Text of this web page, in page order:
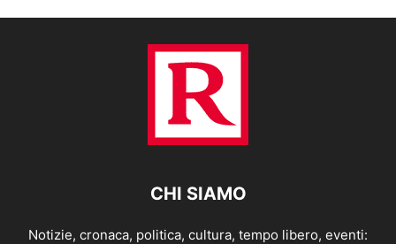
CHI SIAMO
Notizie, cronaca, politica, cultura, tempo libero, eventi: